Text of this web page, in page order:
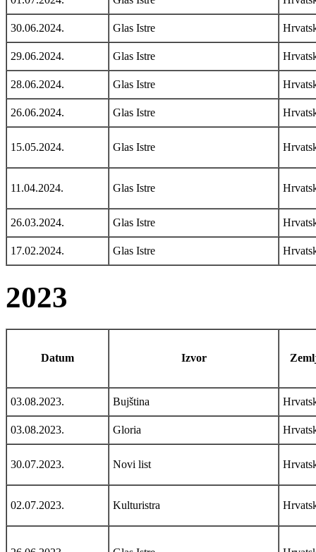
30.06.2024. Glas Istre
29.06.2024. Glas Istre
28.06.2024. Glas Istre
26.06.2024. Glas Istre
15.05.2024. Glas Istre
11.04.2024. Glas Istre
26.03.2024. Glas Istre
17.02.2024. Glas Istre
2023
Datum Izvor
03.08.2023. Bujština
03.08.2023. Gloria
30.07.2023. Novi list
02.07.2023. Kulturistra